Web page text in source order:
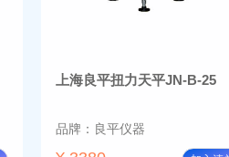
上海良平扭力天平JN-B-25
品牌：良平仪器